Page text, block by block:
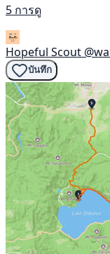
5 การดู
Hopeful Scout
บันทึก